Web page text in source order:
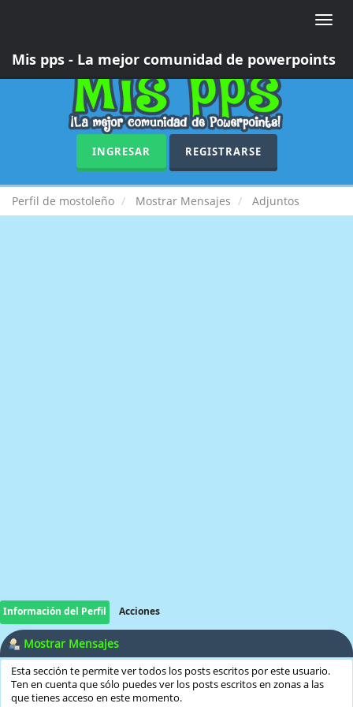
Toggle
Mis pps - La mejor comunidad de powerpoints
INGRESAR REGISTRARSE
Perfil de mostoleño Mostrar Mensajes Adjuntos
Información del Perfil Acciones
Mostrar Mensajes
Esta sección te permite ver todos los posts escritos por este usuario.
Ten en cuenta que sólo puedes ver los posts escritos en zonas a las
que tienes acceso en este momento.